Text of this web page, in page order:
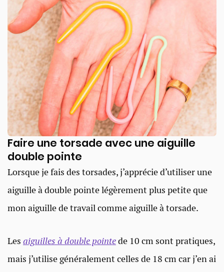
Faire une torsade avec une aiguille
double pointe
Lorsque je fais des torsades, j’apprécie d’utiliser une
aiguille à double pointe légèrement plus petite que
mon aiguille de travail comme aiguille à torsade.
Les aiguilles à double pointede 10 cm sont pratiques,
mais j’utilise généralement celles de 18 cm car j’en ai